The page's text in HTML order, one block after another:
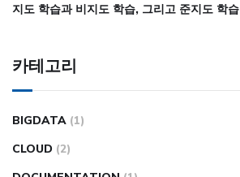
지도 학습과 비지도 학습, 그리고 준지도 학습
카테고리
BIGDATA (1)
CLOUD (2)